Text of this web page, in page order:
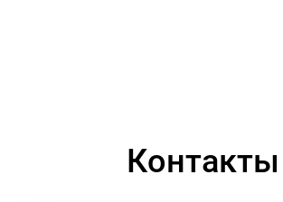
Контакты